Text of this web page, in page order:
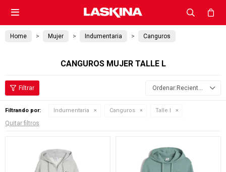

Home Mujer Indumentaria Canguros
CANGUROS MUJER TALLE L
Recientes
Filtrando por: Indumentaria Canguros Talle l
Quitar filtros